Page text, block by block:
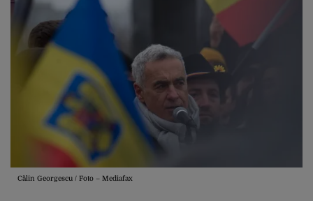
Călin Georgescu / Foto – Mediafax